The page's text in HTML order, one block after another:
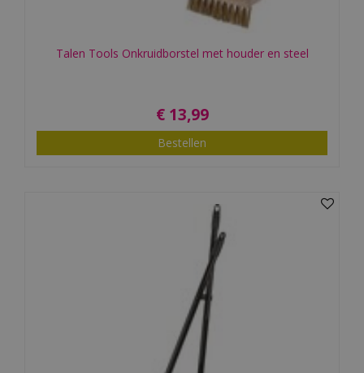
Talen Tools Onkruidborstel met houder en steel
€ 13,99
Bestellen